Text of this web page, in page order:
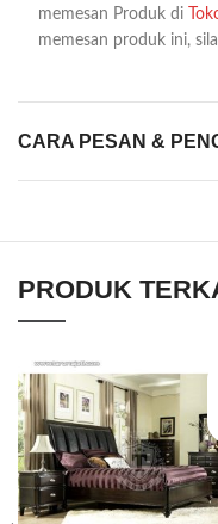
memesan Produk di
memesan produk ini,
CARA PESAN &
PRODUK